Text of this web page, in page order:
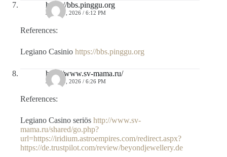
https://bbs.pinggu.org
JULIO 9, 2026 / 6:12 PM
References:
Legiano Casinio https://bbs.pinggu.org
http://www.sv-mama.ru/
JULIO 9, 2026 / 6:26 PM
References:
Legiano Casino seriös http://www.sv-
mama.ru/shared/go.php?
url=https://iridium.astroempires.com/redirect.aspx?
https://de.trustpilot.com/review/beyondjewellery.de